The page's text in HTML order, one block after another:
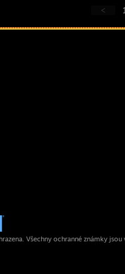
<
Všechny ochranné známky